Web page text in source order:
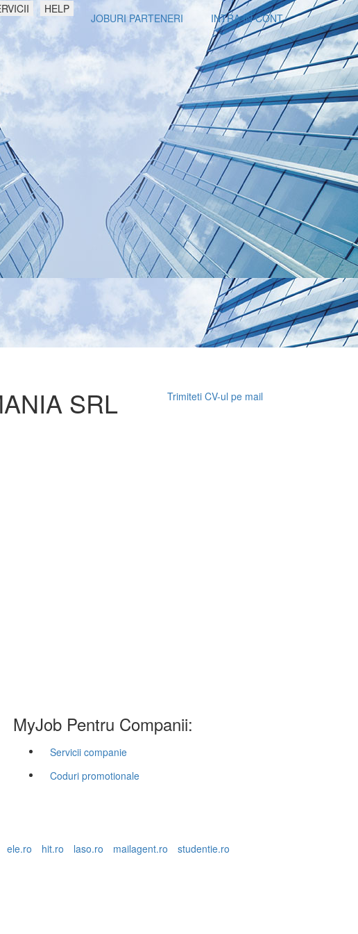
HELP
JOBURI PARTENERI INTRA IN CONT
SRL Trimiteti CV-ul pe mail
MyJob Pentru Companii:
Servicii companie
Coduri promotionale
ele.ro hit.ro laso.ro mailagent.ro
studentie.ro